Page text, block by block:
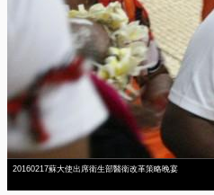
20160217蘇大使出席衛生部醫衛改革策略晚宴